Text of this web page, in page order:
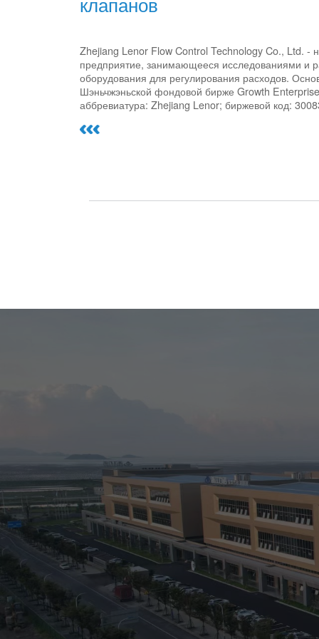
Zhejiang Lenor Flow Control Technology Co., Ltd. -
предприятие, занимающееся исследованиями и
оборудования для регулирования расходов.
Шэньчжэньской фондовой бирже Growth
аббревиатура: Zhejiang Lenor; биржевой код: